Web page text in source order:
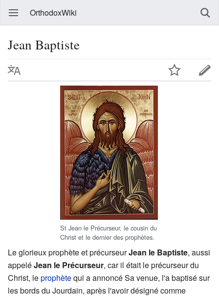
OrthodoxWiki
Jean Baptiste
St Jean le Précurseur, le cousin du
Christ et le dernier des prophètes.
Le glorieux prophète et précurseurJean le Baptiste, aussi
appeléJean le Précurseur, car il était le précurseur du
Christ, leprophètequi a annoncé Sa venue, l'a baptisé sur
les bords du Jourdain, après l'avoir désigné comme